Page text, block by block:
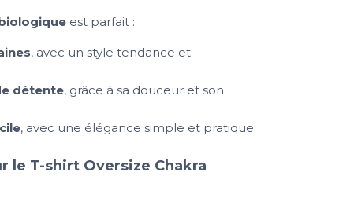
est parfait :
, avec un style tendance et
détente, grâce à sa douceur et son
, avec une élégance simple et pratique.
le T-shirt Oversize Chakra